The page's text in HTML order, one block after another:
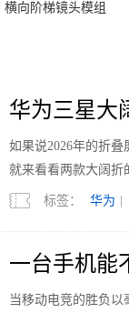
横向阶梯镜头模组
华为三星大
如果说2026年的折
就来看看两款大阔折
标签： 华为
一台手机能
当移动电竞的胜负以